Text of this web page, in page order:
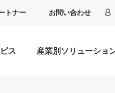
トナー お問い合わせ
ス 産業別ソリューショ